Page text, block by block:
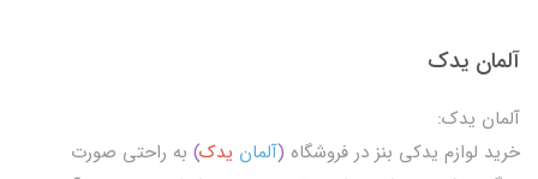
آلمان یدک
آلمان یدک:
خرید لوازم یدکی بنز در فروشگاه (آلمان یدک) به راحتی صورت